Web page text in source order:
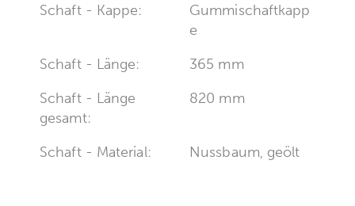
Schaft - Kappe:
Gummischaftkapp
e
Schaft - Länge:
365 mm
Schaft - Länge
gesamt:
820 mm
Schaft - Material: Nussbaum, geölt